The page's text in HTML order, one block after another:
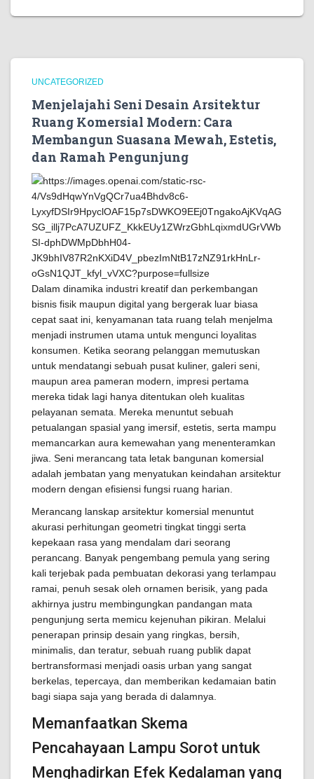
UNCATEGORIZED
Menjelajahi Seni Desain Arsitektur
Ruang Komersial Modern: Cara
Membangun Suasana Mewah, Estetis,
dan Ramah Pengunjung
Dalam dinamika industri kreatif dan perkembangan
bisnis fisik maupun digital yang bergerak luar biasa
cepat saat ini, kenyamanan tata ruang telah menjelma
menjadi instrumen utama untuk mengunci loyalitas
konsumen. Ketika seorang pelanggan memutuskan
untuk mendatangi sebuah pusat kuliner, galeri seni,
maupun area pameran modern, impresi pertama
mereka tidak lagi hanya ditentukan oleh kualitas
pelayanan semata. Mereka menuntut sebuah
petualangan spasial yang imersif, estetis, serta mampu
memancarkan aura kemewahan yang menenteramkan
jiwa. Seni merancang tata letak bangunan komersial
adalah jembatan yang menyatukan keindahan arsitektur
modern dengan efisiensi fungsi ruang harian.
Merancang lanskap arsitektur komersial menuntut
akurasi perhitungan geometri tingkat tinggi serta
kepekaan rasa yang mendalam dari seorang
perancang. Banyak pengembang pemula yang sering
kali terjebak pada pembuatan dekorasi yang terlampau
ramai, penuh sesak oleh ornamen berisik, yang pada
akhirnya justru membingungkan pandangan mata
pengunjung serta memicu kejenuhan pikiran. Melalui
penerapan prinsip desain yang ringkas, bersih,
minimalis, dan teratur, sebuah ruang publik dapat
bertransformasi menjadi oasis urban yang sangat
berkelas, tepercaya, dan memberikan kedamaian batin
bagi siapa saja yang berada di dalamnya.
Memanfaatkan Skema
Pencahayaan Lampu Sorot untuk
Menghadirkan Efek Kedalaman yang